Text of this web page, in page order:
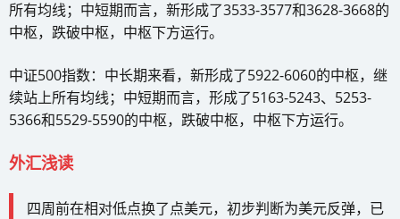
所有均线；中短期而言，新形成了3533-3577和3628-3668的
中枢，跌破中枢，中枢下方运行。
中证500指数：中长期来看，新形成了5922-6060的中枢，继
续站上所有均线；中短期而言，形成了5163-5243、5253-
5366和5529-5590的中枢，跌破中枢，中枢下方运行。
外汇浅读
四周前在相对低点换了点美元，初步判断为美元反弹，已